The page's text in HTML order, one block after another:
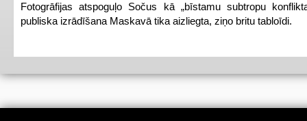
Fotogrāfijas atspoguļo Sočus kā „bīstamu subtropu
publiska izrādīšana Maskavā tika aizliegta, ziņo britu tabloīdi.